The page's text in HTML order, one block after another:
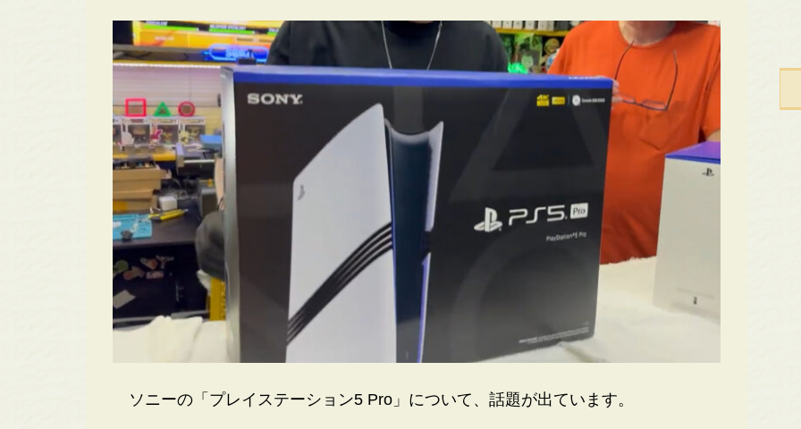
ソニーの「プレイステーション5 Pro」について、話題が出ています。